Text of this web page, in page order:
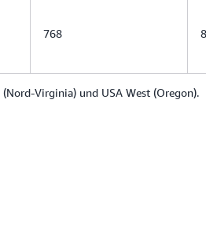
768 8
Virginia) und USA West (Oregon).